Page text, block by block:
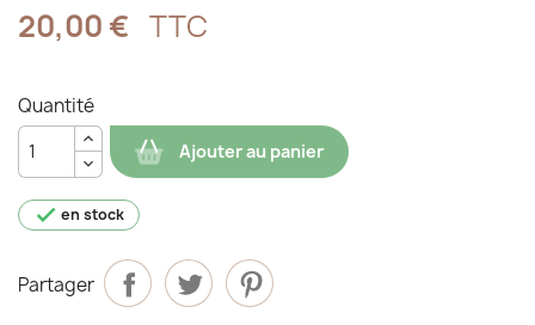
20,00 € TTC
Quantité
Ajouter au panier
 en stock
Partager